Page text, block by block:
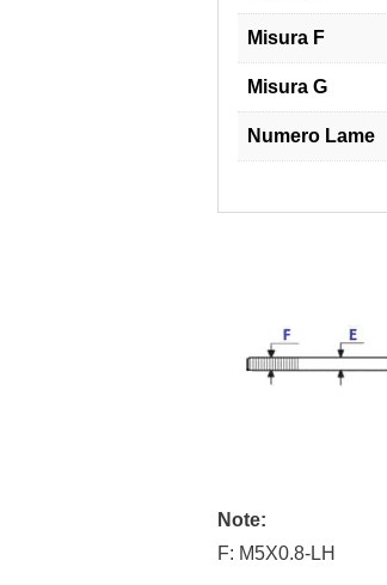
Misura F
Misura G
Numero Lame
Note:
F: M5X0.8-LH